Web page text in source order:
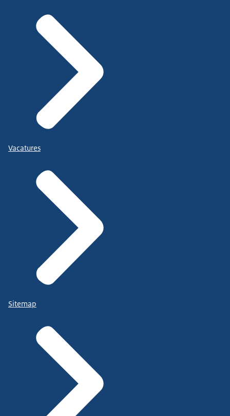
Vacatures
Sitemap